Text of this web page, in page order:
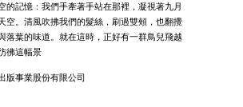
的記憶：我們手牽著手站在那裡，凝視著九月
空。清風吹拂我們的髮絲，刷過雙頰，也翻攪
落葉的味道。就在這時，正好有一群鳥兒飛越
彿這幅景
版事業股份有限公司